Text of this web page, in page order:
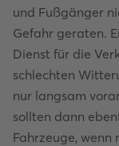
und Fußgänger
Gefahr geraten.
Dienst für die
schlechten
nur langsam
sollten dann
Fahrzeuge, wenn